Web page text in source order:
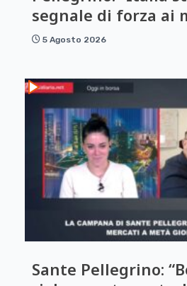
segnale di forza ai
5 Agosto 2026
Sante Pellegrino: